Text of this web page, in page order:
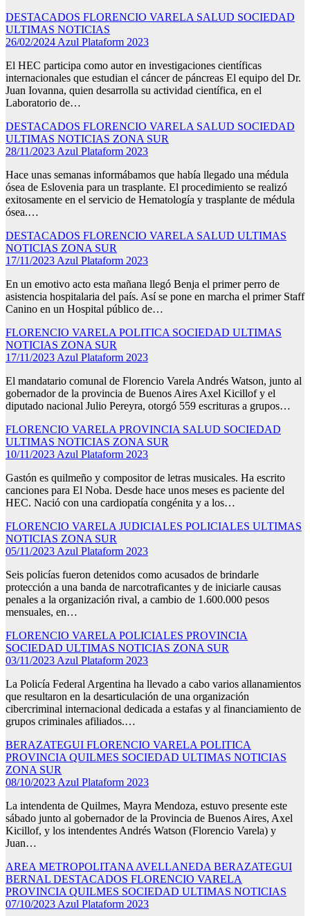
DESTACADOS FLORENCIO VARELA SALUD SOCIEDAD
ULTIMAS NOTICIAS
26/02/2024 Azul Plataform 2023
El HEC participa como autor en investigaciones científicas
internacionales que estudian el cáncer de páncreas El equipo del Dr.
Juan Iovanna, quien desarrolla su actividad científica, en el
Laboratorio de…
DESTACADOS FLORENCIO VARELA SALUD SOCIEDAD
ULTIMAS NOTICIAS ZONA SUR
28/11/2023 Azul Plataform 2023
Hace unas semanas informábamos que había llegado una médula
ósea de Eslovenia para un trasplante. El procedimiento se realizó
exitosamente en el servicio de Hematología y trasplante de médula
ósea.…
DESTACADOS FLORENCIO VARELA SALUD ULTIMAS
NOTICIAS ZONA SUR
17/11/2023 Azul Plataform 2023
En un emotivo acto esta mañana llegó Benja el primer perro de
asistencia hospitalaria del país. Así se pone en marcha el primer Staff
Canino en un Hospital público de…
FLORENCIO VARELA POLITICA SOCIEDAD ULTIMAS
NOTICIAS ZONA SUR
17/11/2023 Azul Plataform 2023
El mandatario comunal de Florencio Varela Andrés Watson, junto al
gobernador de la provincia de Buenos Aires Axel Kicillof y el
diputado nacional Julio Pereyra, otorgó 559 escrituras a grupos…
FLORENCIO VARELA PROVINCIA SALUD SOCIEDAD
ULTIMAS NOTICIAS ZONA SUR
10/11/2023 Azul Plataform 2023
Gastón es quilmeño y compositor de letras musicales. Ha escrito
canciones para El Noba. Desde hace unos meses es paciente del
HEC. Nació con una cardiopatía congénita y a los…
FLORENCIO VARELA JUDICIALES POLICIALES ULTIMAS
NOTICIAS ZONA SUR
05/11/2023 Azul Plataform 2023
Seis policías fueron detenidos como acusados de brindarle
protección a una banda de narcotraficantes y de iniciarle causas
penales a la organización rival, a cambio de 1.600.000 pesos
mensuales, en…
FLORENCIO VARELA POLICIALES PROVINCIA
SOCIEDAD ULTIMAS NOTICIAS ZONA SUR
03/11/2023 Azul Plataform 2023
La Policía Federal Argentina ha llevado a cabo varios allanamientos
que resultaron en la desarticulación de una organización
cibercriminal internacional dedicada a estafas y al financiamiento de
grupos criminales afiliados.…
BERAZATEGUI FLORENCIO VARELA POLITICA
PROVINCIA QUILMES SOCIEDAD ULTIMAS NOTICIAS
ZONA SUR
08/10/2023 Azul Plataform 2023
La intendenta de Quilmes, Mayra Mendoza, estuvo presente este
sábado junto al gobernador de la Provincia de Buenos Aires, Axel
Kicillof, y los intendentes Andrés Watson (Florencio Varela) y
Juan…
AREA METROPOLITANA AVELLANEDA BERAZATEGUI
BERNAL DESTACADOS FLORENCIO VARELA
PROVINCIA QUILMES SOCIEDAD ULTIMAS NOTICIAS
07/10/2023 Azul Plataform 2023